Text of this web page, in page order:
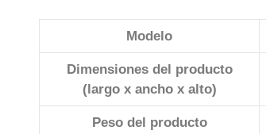
Modelo
Dimensiones del producto
(largo x ancho x alto)
Peso del producto